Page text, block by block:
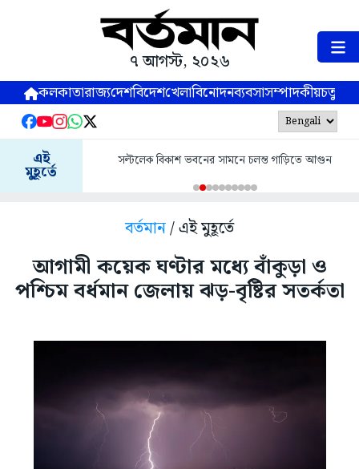
৭ আগস্ট, ২০২৬
কলকাতারাজ্যদেশবিদেশখেলাবিনোদনব্যবসাসম্পাদকীয়
এই
মুহূর্তে
সল্টলেক বিকাশ ভবনের সামনে চলন্ত গাড়িতে আগুন
বর্তমান/ এই মুহূর্তে
আগামী কয়েক ঘণ্টার মধ্যে বাঁকুড়া ও
পশ্চিম বর্ধমান জেলায় ঝড়-বৃষ্টির সতর্কতা